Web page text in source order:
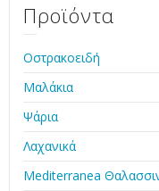
Προϊόντα
Οστρακοειδή
Μαλάκια
Ψάρια
Λαχανικά
Mediterranea